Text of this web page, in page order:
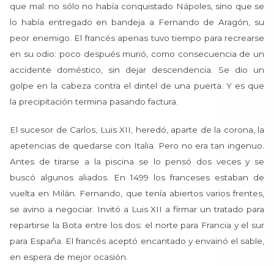
que mal: no sólo no había conquistado Nápoles, sino que se
lo había entregado en bandeja a Fernando de Aragón, su
peor enemigo. El francés apenas tuvo tiempo para recrearse
en su odio: poco después murió, como consecuencia de un
accidente doméstico, sin dejar descendencia. Se dio un
golpe en la cabeza contra el dintel de una puerta. Y es que
la precipitación termina pasando factura.
El sucesor de Carlos, Luis XII, heredó, aparte de la corona, la
apetencias de quedarse con Italia. Pero no era tan ingenuo.
Antes de tirarse a la piscina se lo pensó dos veces y se
buscó algunos aliados. En 1499 los franceses estaban de
vuelta en Milán. Fernando, que tenía abiertos varios frentes,
se avino a negociar. Invitó a Luis XII a firmar un tratado para
repartirse la Bota entre los dos: el norte para Francia y el sur
para España. El francés aceptó encantado y envainó el sable,
en espera de mejor ocasión.